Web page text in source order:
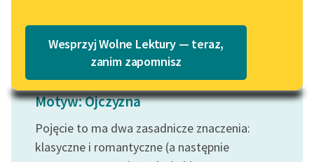
Lektury szkolne i klasyka
literatury do słuchania dla
uczennic i uczniów z
niepełnosprawnościami
E-kolekcja lektur
szkolnych i literatury do
Katalog w formacie PDF
Wesprzyj Wolne Lektury — teraz,
zanim zapomnisz
Motyw: Ojczyzna
Pojęcie to ma dwa zasadnicze znaczenia:
klasyczne i romantyczne (a następnie